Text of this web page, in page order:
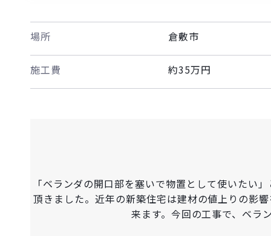
場所 倉敷市
施工費 約35万円
「ベランダの開口部を塞いで物置として使いたい
頂きました。近年の新築住宅は建材の値上りの影
来ます。今回の工事で、ベラ